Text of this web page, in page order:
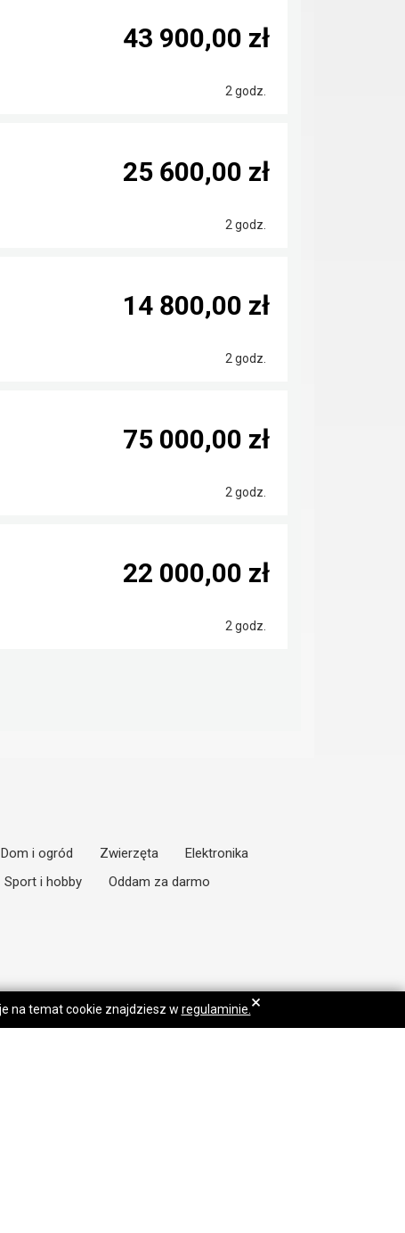
2 godz.
43 900,00 zł
2 godz.
25 600,00 zł
2 godz.
14 800,00 zł
2 godz.
75 000,00 zł
2 godz.
22 000,00 zł
Dom i ogród Zwierzęta
Elektronika
Sport i hobby
Oddam za darmo
na temat cookie znajdziesz w regulaminie. ×